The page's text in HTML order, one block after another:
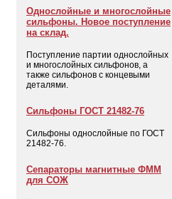
Однослойные и многослойные
сильфоны. Новое поступление
на склад.
Поступление партии однослойных
и многослойных сильфонов, а
также сильфонов с концевыми
деталями.
Сильфоны ГОСТ 21482-76
Сильфоны однослойные по ГОСТ
21482-76.
Сепараторы магнитные ФММ
для СОЖ